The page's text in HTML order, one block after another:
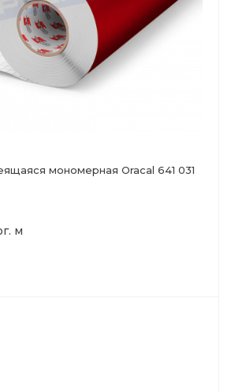
мономерная Oracal 641 031
м